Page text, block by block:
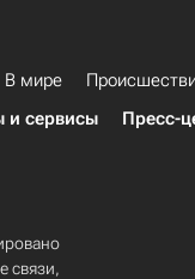
В мире
и сервисы Пресс-
связи,